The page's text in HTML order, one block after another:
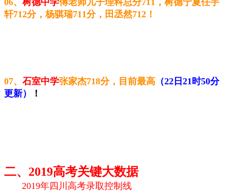
06、 树德中学傅老师儿子理科总分711，树德宁夏任宇
轩712分，杨骐瑞711分， 田丞然712 ！
07、 石室中学张家杰718分，目前最高 （22日21时50分
更新）
！
二、2019高考关键大数据
2019年四川高考录取控制线